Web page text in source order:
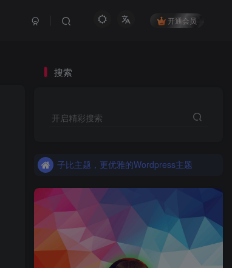
开通会员
搜索
开启精彩搜索
子比主题，更优雅的Wordpress主题
子比主题，更优雅的Wordpress主题